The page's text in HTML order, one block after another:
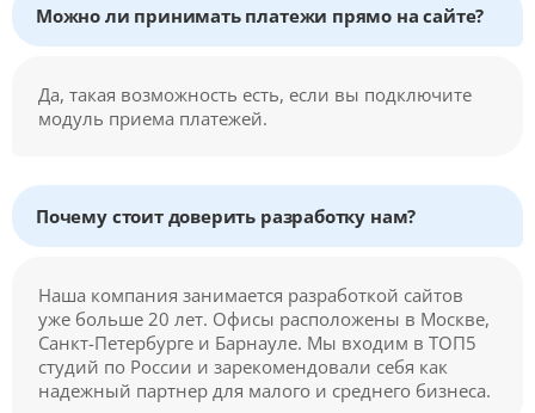
Можно ли принимать платежи прямо на сайте?
Да, такая возможность есть, если вы подключите
модуль приема платежей.
Почему стоит доверить разработку нам?
Наша компания занимается разработкой сайтов
уже больше 20 лет. Офисы расположены в Москве,
Санкт-Петербурге и Барнауле. Мы входим в ТОП5
студий по России и зарекомендовали себя как
надежный партнер для малого и среднего бизнеса.